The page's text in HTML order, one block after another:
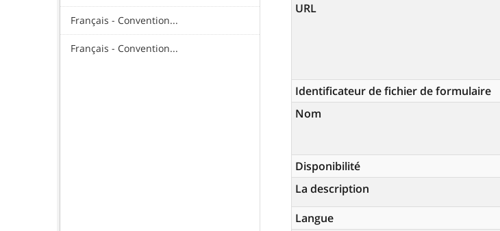
Français - Convention...
Français - Convention...
URL
Identificateur de fichier de formulaire
Nom
Disponibilité
La description
Langue